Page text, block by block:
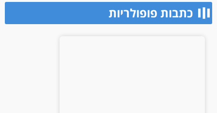
כתבות פופולריות​